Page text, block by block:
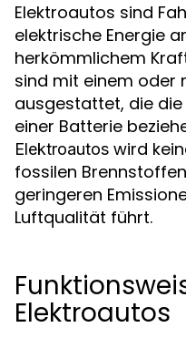
Elektroautos sind
elektrische Energie
herkömmlichem
sind mit einem oder
ausgestattet, die
einer Batterie
Elektroautos wird
fossilen
geringeren
Luftqualität führt.
Elektroautos